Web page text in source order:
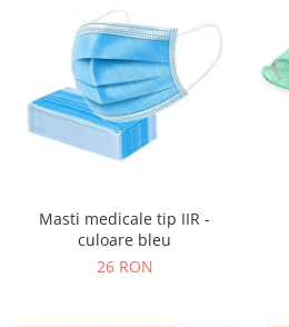
Masti medicale tip IIR -
culoare bleu
26 RON